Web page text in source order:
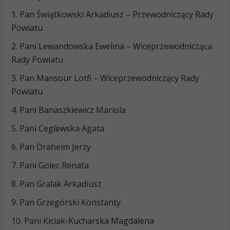
1. Pan Świątkowski Arkadiusz – Przewodniczący Rady
Powiatu
2. Pani Lewandowska Ewelina – Wiceprzewodnicząca
Rady Powiatu
3. Pan Mansour Lotfi – Wiceprzewodniczący Rady
Powiatu
4. Pani Banaszkiewicz Mariola
5. Pani Ceglewska Agata
6. Pan Draheim Jerzy
7. Pani Golec Renata
8. Pan Gralak Arkadiusz
9. Pan Grzegórski Konstanty
10. Pani Kiciak-Kucharska Magdalena